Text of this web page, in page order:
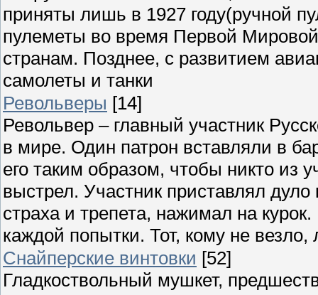
приняты лишь в 1927 году(ручной
пулеметы во время Первой
странам. Позднее, с развитием
самолеты и танки
Револьверы [14]
Револьвер – главный участник
в мире. Один патрон вставляли в
его таким образом, чтобы никто из
выстрел. Участник приставлял
страха и трепета, нажимал на
каждой попытки. Тот, кому не
Снайперские винтовки [52]
Гладкоствольный мушкет,